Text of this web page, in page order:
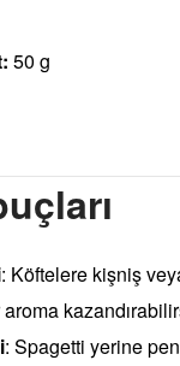
50 g
: Köftelere kişniş
: Spagetti yerine